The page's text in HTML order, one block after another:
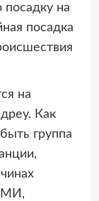
на
посадка
на
Как
группа